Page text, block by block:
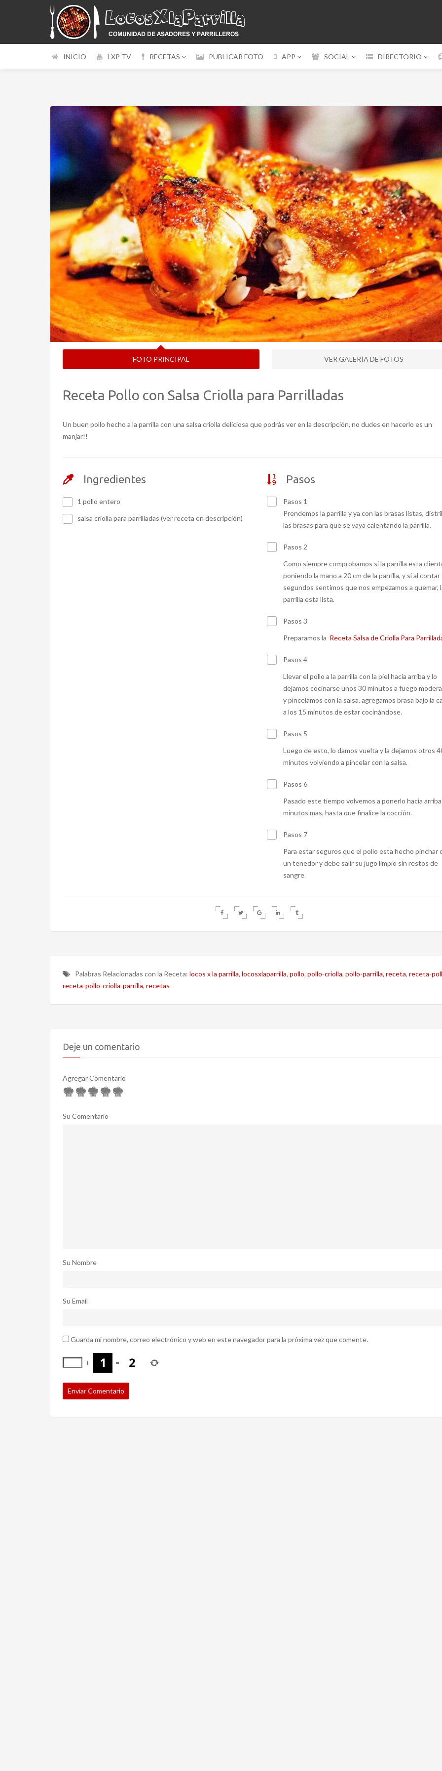
INICIO LXP TV RECETAS PUBLICAR FOTO APP SOCIAL DIRECTORIO
FOTO PRINCIPAL VER GALERÍA DE FOTOS
Receta Pollo con Salsa Criolla para Parrilladas
Un buen pollo hecho a la parrilla con una salsa criolla deliciosa que podrás ver en la descripción, no dudes en hacerlo es un
manjar!!
Ingredientes
1 pollo entero
salsa criolla para parrilladas (ver receta en descripción)
Pasos
Pasos 1
Prendemos la parrilla y ya con las brasas listas,
las brasas para que se vaya calentando la parrilla.
Pasos 2
Como siempre comprobamos si la parrilla esta
poniendo la mano a 20 cm de la parrilla, y si al contar
segundos sentimos que nos empezamos a quemar,
parrilla esta lista.
Pasos 3
Preparamos la Receta Salsa de Criolla Para
Pasos 4
Llevar el pollo a la parrilla con la piel hacia arriba y lo
dejamos cocinarse unos 30 minutos a fuego
y pincelamos con la salsa, agregamos brasa bajo la
a los 15 minutos de estar cocinándose.
Pasos 5
Luego de esto, lo damos vuelta y la dejamos otros
minutos volviendo a pincelar con la salsa.
Pasos 6
Pasado este tiempo volvemos a ponerlo hacia
minutos mas, hasta que finalice la cocción.
Pasos 7
Para estar seguros que el pollo esta hecho pinchar
un tenedor y debe salir su jugo limpio sin restos de
sangre.
Palabras Relacionadas con la Receta: locos x la parrilla, locosxlaparrilla, pollo, pollo-criolla, pollo-parrilla, receta, receta-
receta-pollo-criolla-parrilla, recetas
Deje un comentario
Agregar Comentario
Su Comentario
Su Nombre
Su Email
Guarda mi nombre, correo electrónico y web en este navegador para la próxima vez que comente.
+ =